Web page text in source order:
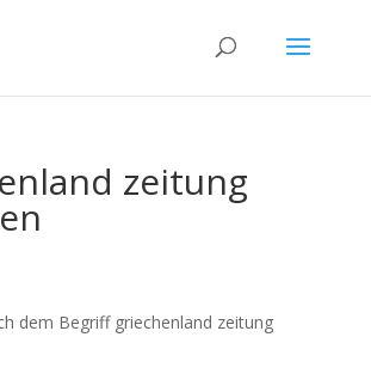
zeitung
dem Begriff griechenland zeitung